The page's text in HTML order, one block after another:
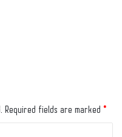
Required fields are marked *